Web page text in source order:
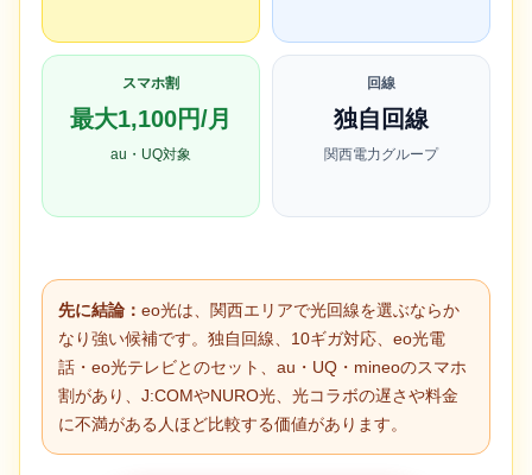
スマホ割
最大1,100円/月
au・UQ対象
回線
独自回線
関西電力グループ
先に結論： eo光は、関西エリアで光回線を選ぶならか
なり強い候補です。独自回線、10ギガ対応、eo光電
話・eo光テレビとのセット、au・UQ・mineoのスマホ
割があり、J:COMやNURO光、光コラボの遅さや料金
に不満がある人ほど比較する価値があります。